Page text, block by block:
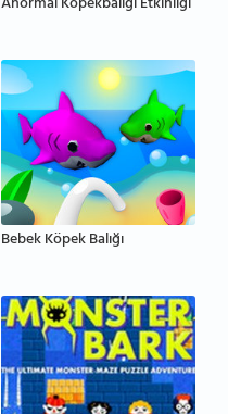
Bebek Köpek Balığı